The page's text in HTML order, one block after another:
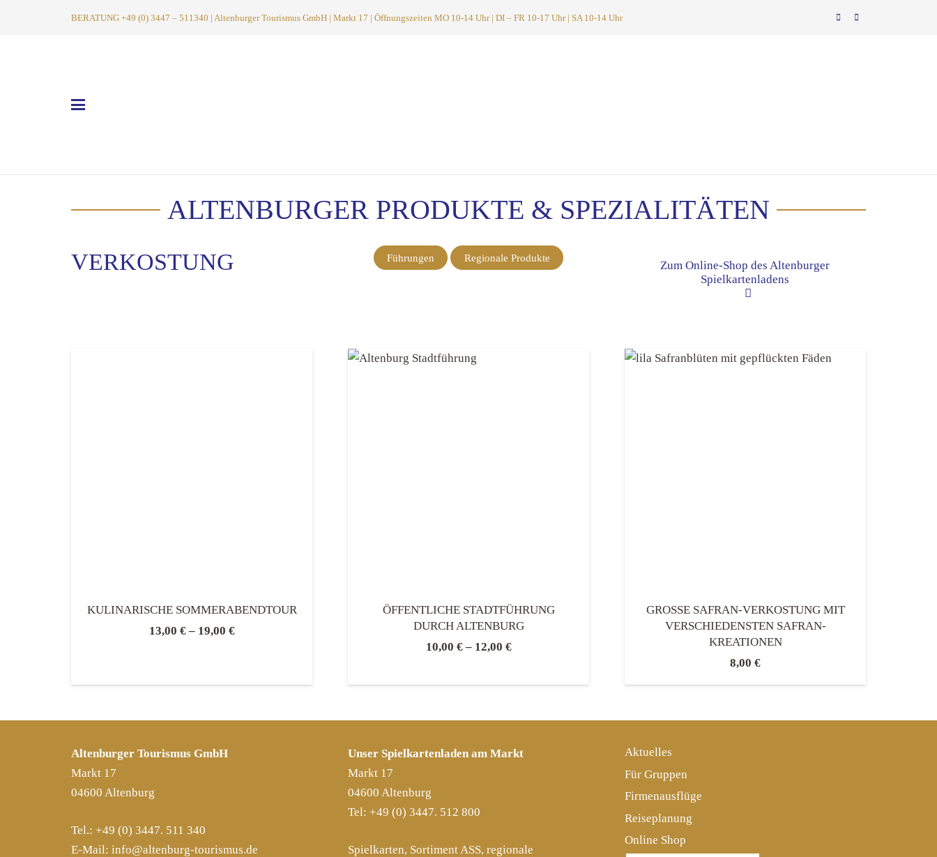
BERATUNG +49 (0) 3447 – 511340 | Altenburger Tourismus GmbH | Markt 17 | Öffnungszeiten MO 10-14 Uhr | DI – FR 10-17 Uhr | SA 10-14 Uhr
ALTENBURGER PRODUKTE & SPEZIALITÄTEN
VERKOSTUNG Führungen Regionale Produkte
Zum Online-Shop des Altenburger
Spielkartenladens
KULINARISCHE SOMMERABENDTOUR
13,00 €– 19,00 €
ÖFFENTLICHE STADTFÜHRUNG
DURCH ALTENBURG
10,00 €– 12,00 €
GROSSE SAFRAN-VERKOSTUNG MIT V
ERSCHIEDENSTEN SAFRAN-K
REATIONEN
8,00 €
Altenburger Tourismus GmbH
Markt 17
04600 Altenburg
Tel.: +49 (0) 3447. 511 340
E-Mail: info@altenburg-tourismus.de
Unser Spielkartenladen am Markt
Markt 17
04600 Altenburg
Tel: +49 (0) 3447. 512 800
Spielkarten, Sortiment ASS, regionale
Aktuelles
Für Gruppen
Firmenausflüge
Reiseplanung
Online Shop